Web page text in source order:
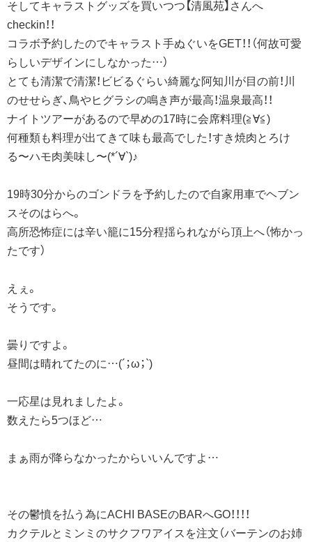
そしてキャラストグッズを買いつつ【清風苑】さんへ
checkin！！
コラボ予約したのでキャラスト手ぬぐいをGET！！（何故可愛
らしいデザインにしなかった…）
とても清潔で清潔！ビビるぐらい綺麗な阿知川が目の前！川
のせせらぎ、鳥やヒグラシの鳴き声が最高！温泉最高！！
ナイトツアーがあるので早めの17時に会席料理(≧∀≦)
何種類も料理が出てきて味も最高でした！すき焼肉とろけ
る〜ハモ肉美味し〜(*´∀`)♪
19時30分からのゴンドラを予約したので自家用車でヘブン
スそのはらへ。
高所恐怖症には辛い籠に15分程揺られながら頂上へ（怖かっ
たです）
えぇ。
そうです。
曇りですよ。
昼間は晴れてたのに…(´；ω；`)
一応星は見れましたよ。
数えたら5つほど…
まぁ雨が降らなかったからいいんですよ…
その鬱憤を払う為にACHI BASEのBARへGO！！！！
カクテルとミンミのサクフワアイスを注文（バーテンのお姉